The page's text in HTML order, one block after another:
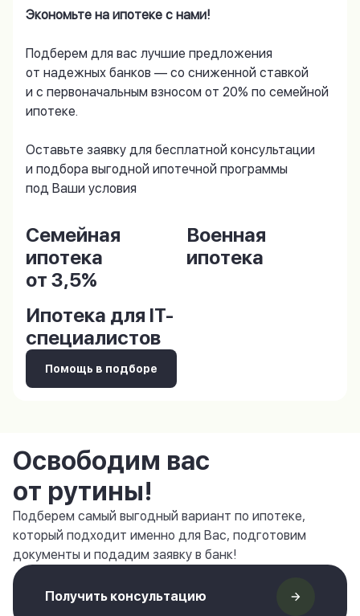
Экономьте на ипотеке с нами!
Подберем для вас лучшие предложения
от надежных банков — со сниженной ставкой
и с первоначальным взносом от 20% по семейной
ипотеке.
Оставьте заявку для бесплатной консультации
и подбора выгодной ипотечной программы
под Ваши условия
Семейная
ипотека
от 3,5%
Военная
ипотека
Ипотека для IT-
специалистов
Помощь в подборе
Освободим вас
от рутины!
Подберем самый выгодный вариант по ипотеке,
который подходит именно для Вас, подготовим
документы и подадим заявку в банк!
Получить консультацию